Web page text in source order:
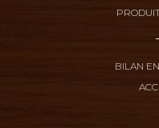
BILAN